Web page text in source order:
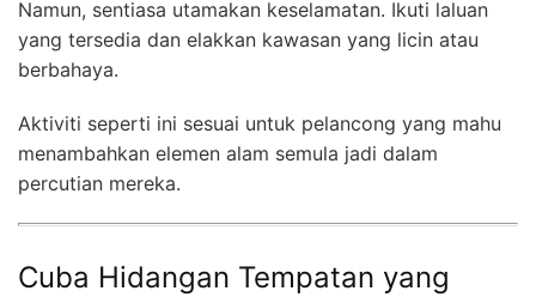
Namun, sentiasa utamakan keselamatan. Ikuti laluan
yang tersedia dan elakkan kawasan yang licin atau
berbahaya.
Aktiviti seperti ini sesuai untuk pelancong yang mahu
menambahkan elemen alam semula jadi dalam
percutian mereka.
Cuba Hidangan Tempatan yang